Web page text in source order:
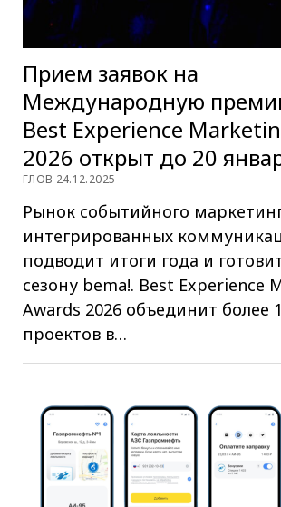
Прием заявок на
Международную
Best Experience
2026 открыт до 20
ГЛОВ 24.12.2025
Рынок событийного
интегрированных
подводит итоги года и
сезону bema!. Best Experience
Awards 2026 объединит более
проектов в…